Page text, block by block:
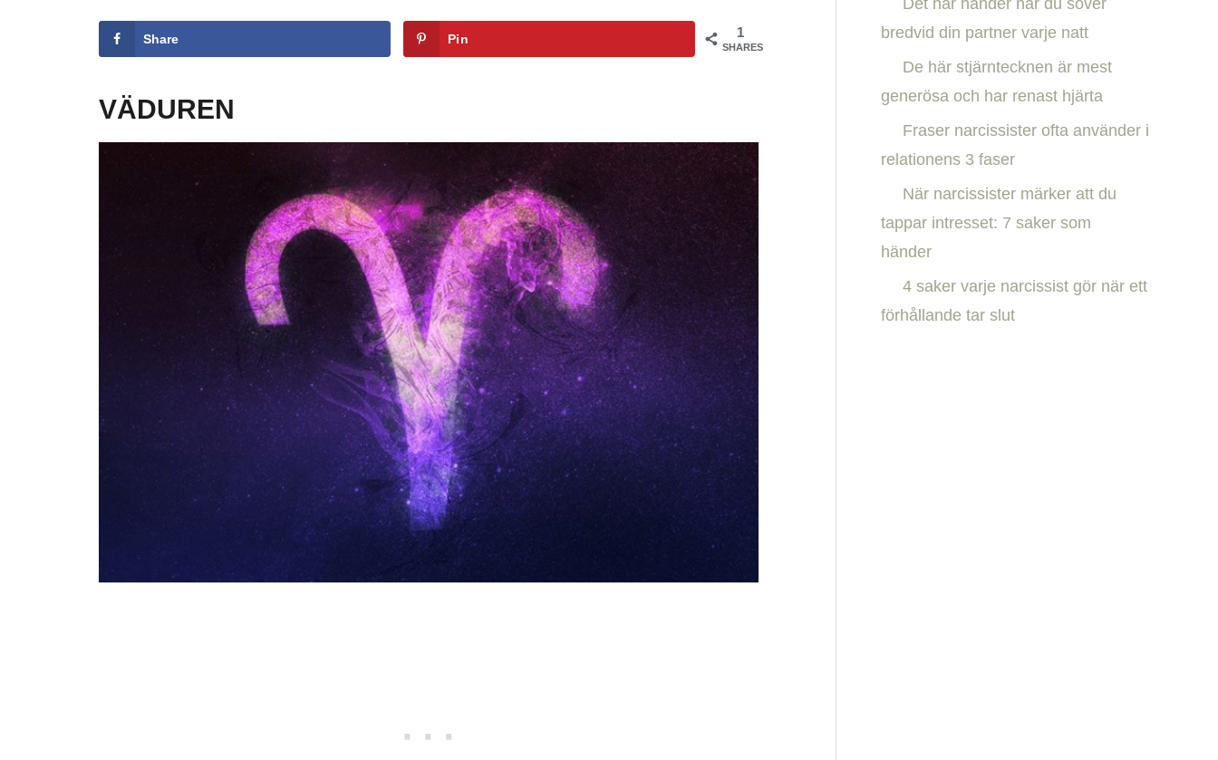
1
SHARES
Share Pin
VÄDUREN
f
r
Det här händer när du sover
bredvid din partner varje natt
De här stjärntecknen är mest
generösa och har renast hjärta
Fraser narcissister ofta använder i
relationens 3 faser
När narcissister märker att du
tappar intresset: 7 saker som
händer
4 saker varje narcissist gör när ett
förhållande tar slut